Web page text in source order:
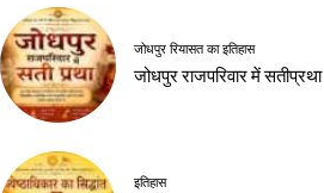
जोधपुर रियासत का इतिहास
जोधपुर राजपरिवार में सतीप्रथा
इतिहास